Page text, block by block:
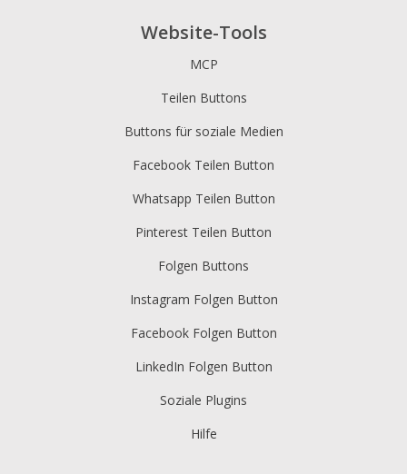
Website-Tools
MCP
Teilen Buttons
Buttons für soziale Medien
Facebook Teilen Button
Whatsapp Teilen Button
Pinterest Teilen Button
Folgen Buttons
Instagram Folgen Button
Facebook Folgen Button
LinkedIn Folgen Button
Soziale Plugins
Hilfe